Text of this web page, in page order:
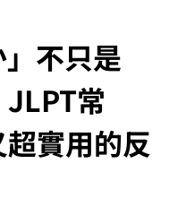
」不只是
JLPT常
實用的反